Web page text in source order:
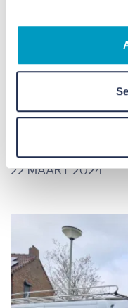
Levenslessen
Wilco van
22 MAART 2024